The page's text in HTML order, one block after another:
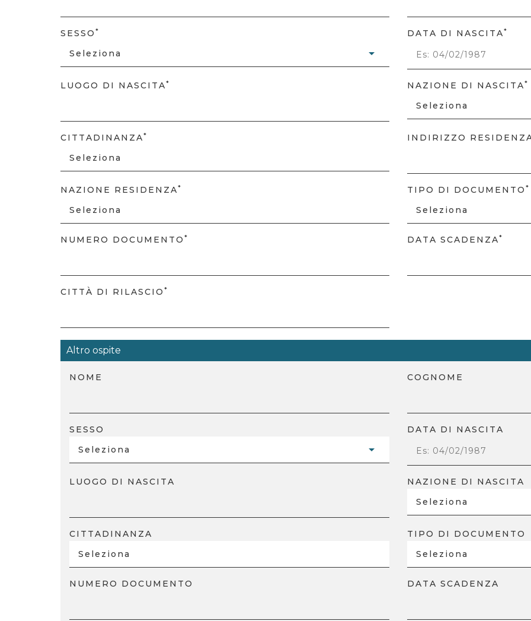
SESSO *
Seleziona
DATA DI NASCITA*
LUOGO DI NASCITA* NAZIONE DI NASCITA*
CITTADINANZA* INDIRIZZO
NAZIONE RESIDENZA* TIPO DI DOCUMENTO *
NUMERO DOCUMENTO * DATA SCADENZA*
CITTÀ DI RILASCIO *
Altro ospite
NOME COGNOME
SESSO
Seleziona
DATA DI NASCITA
LUOGO DI NASCITA NAZIONE DI NASCITA
CITTADINANZA TIPO DI DOCUMENTO
NUMERO DOCUMENTO DATA SCADENZA